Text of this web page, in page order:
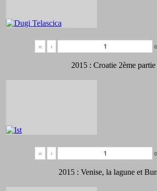
« ‹
2015 : Croatie 2ème partie
« ‹
2015 : Venise, la lagune et